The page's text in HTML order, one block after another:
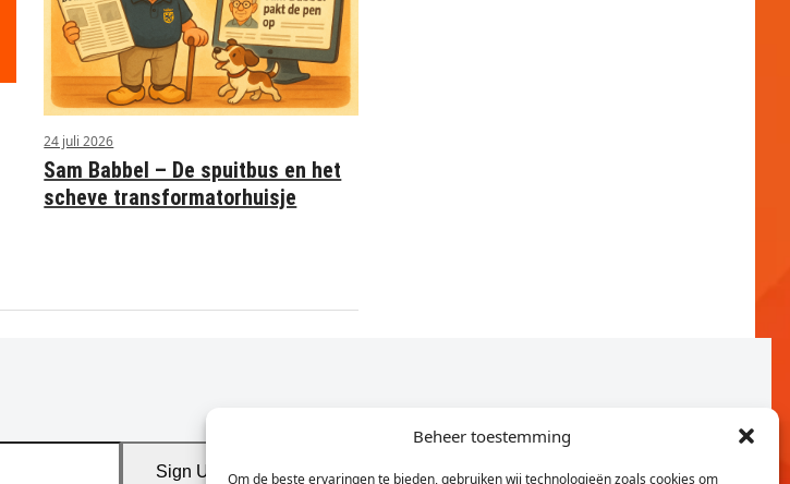
Beheer toestemming
Om de beste ervaringen te bieden, gebruiken wij technologieën zoals cookies om
24 juli 2026
Sam Babbel – De spuitbus en het
scheve transformatorhuisje
Sign Up